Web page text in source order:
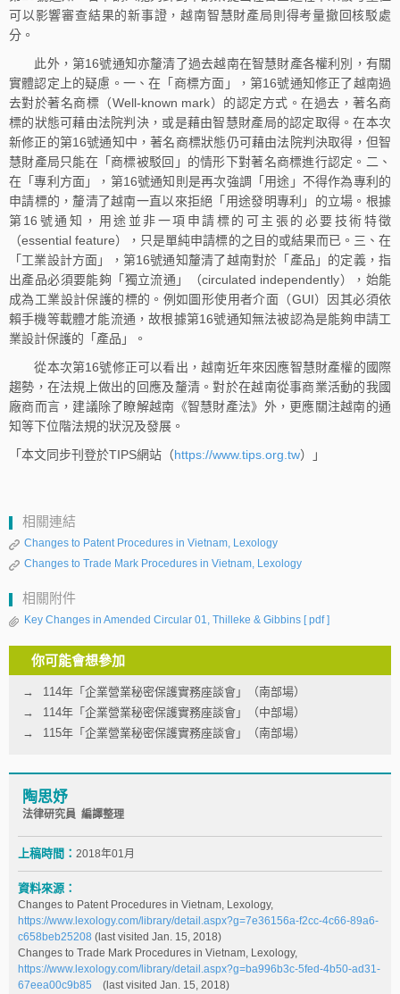
可以影響審查結果的新事證，越南智慧財產局則得考量撤回核駁處
分。
此外，第16號通知亦釐清了過去越南在智慧財產各權利別，有關
實體認定上的疑慮。一、在「商標方面」，第16號通知修正了越南過
去對於著名商標（Well-known mark）的認定方式。在過去，著名商
標的狀態可藉由法院判決，或是藉由智慧財產局的認定取得。在本次
新修正的第16號通知中，著名商標狀態仍可藉由法院判決取得，但智
慧財產局只能在「商標被駁回」的情形下對著名商標進行認定。二、
在「專利方面」，第16號通知則是再次強調「用途」不得作為專利的
申請標的，釐清了越南一直以來拒絕「用途發明專利」的立場。根據
第16號通知，用途並非一項申請標的可主張的必要技術特徵
（essential feature），只是單純申請標的之目的或結果而已。三、在
「工業設計方面」，第16號通知釐清了越南對於「產品」的定義，指
出產品必須要能夠「獨立流通」（circulated independently），始能
成為工業設計保護的標的。例如圖形使用者介面（GUI）因其必須依
賴手機等載體才能流通，故根據第16號通知無法被認為是能夠申請工
業設計保護的「產品」。
從本次第16號修正可以看出，越南近年來因應智慧財產權的國際
趨勢，在法規上做出的回應及釐清。對於在越南從事商業活動的我國
廠商而言，建議除了瞭解越南《智慧財產法》外，更應關注越南的通
知等下位階法規的狀況及發展。
「本文同步刊登於TIPS網站（https://www.tips.org.tw）」
相關連結
Changes to Patent Procedures in Vietnam, Lexology
Changes to Trade Mark Procedures in Vietnam, Lexology
相關附件
Key Changes in Amended Circular 01, Thilleke & Gibbins [ pdf ]
你可能會想參加
114年「企業營業秘密保護實務座談會」（南部場）
114年「企業營業秘密保護實務座談會」（中部場）
115年「企業營業秘密保護實務座談會」（南部場）
陶思妤
法律研究員 編譯整理
上稿時間： 2018年01月
資料來源：
Changes to Patent Procedures in Vietnam, Lexology,
https://www.lexology.com/library/detail.aspx?g=7e36156a-f2cc-4c66-89a6-
c658beb25208 (last visited Jan. 15, 2018)
Changes to Trade Mark Procedures in Vietnam, Lexology,
https://www.lexology.com/library/detail.aspx?g=ba996b3c-5fed-4b50-ad31-
67eea00c9b85 (last visited Jan. 15, 2018)